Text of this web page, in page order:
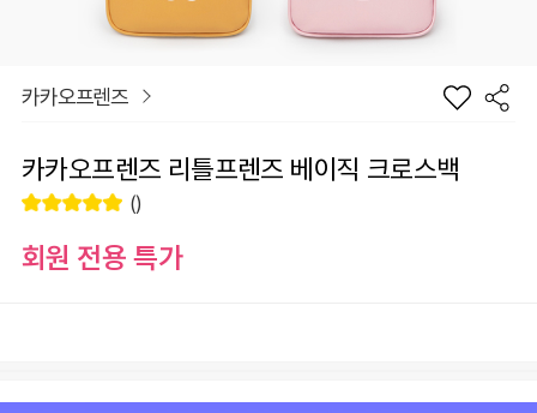
카카오프렌즈
카카오프렌즈 리틀프렌즈 베이직 크로스백
()
회원 전용 특가
바선